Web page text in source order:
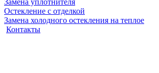
Замена уплотнителя
Остекление с отделкой
Замена холодного остекления на теплое
Контакты